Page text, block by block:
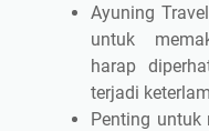
Ayuning
untuk
harap
terjadi
Penting untuk